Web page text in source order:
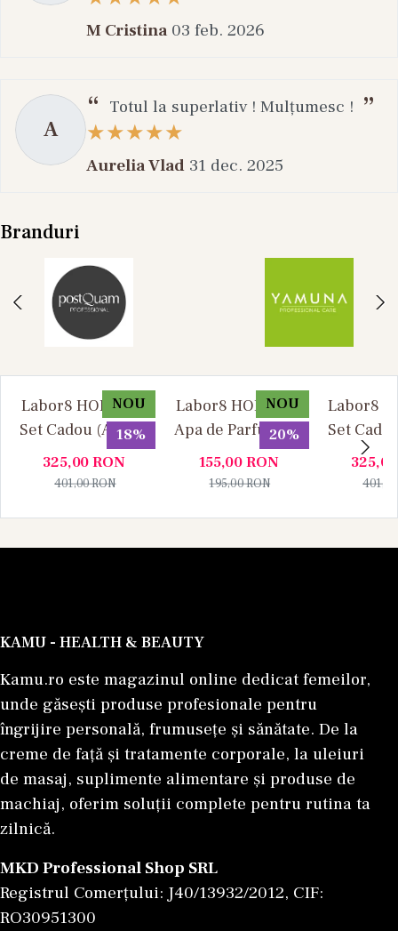
M Cristina 03 feb. 2026
A
Totul la superlativ ! Mulțumesc !
Aurelia Vlad 31 dec. 2025
Branduri
NOU
18%
Labor8 HOD 881 -
Set Cadou (Apa de
Parfum 100 ml +
Apa de Parfum 10
325,00RON
401,00RON
NOU
20%
Labor8 HOD 881 -
Apa de Parfum, 30
ml, Unisex
155,00RON
195,00RON
Labor8
Set
Parfum
Apa de
KAMU - HEALTH & BEAUTY
Kamu.ro este magazinul online dedicat femeilor,
unde găsești produse profesionale pentru
îngrijire personală, frumusețe și sănătate. De la
creme de față și tratamente corporale, la uleiuri
de masaj, suplimente alimentare și produse de
machiaj, oferim soluții complete pentru rutina ta
zilnică.
MKD Professional Shop SRL
Registrul Comerțului: J40/13932/2012, CIF:
RO30951300